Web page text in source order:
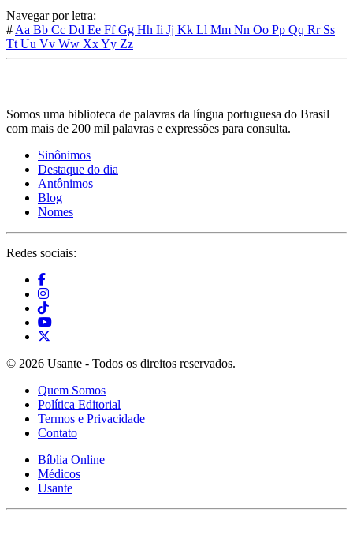
Navegar por letra:
#Aa Bb Cc Dd Ee FfGg Hh Ii Jj Kk Ll Mm Nn Oo Pp Qq Rr Ss
TtUu Vv Ww XxYy Zz
Somos uma biblioteca de palavras da língua portuguesa do Brasil
com mais de 200 mil palavras e expressões para consulta.
Sinônimos
Destaque do dia
Antônimos
Blog
Nomes
Redes sociais:
© 2026 Usante - Todos os direitos reservados.
Quem Somos
Política Editorial
Termos e Privacidade
Contato
Bíblia Online
Médicos
Usante